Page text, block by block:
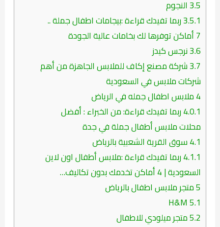
3.5 النجوم
3.5.1ربما تفيدك قراءة :بيجامات اطفال جملة ..
7 أماكن توفرها لك بخامات عالية الجودة
3.6نرجس كيدز
3.7شركة مصنع إكاف للملابس الجاهزة من أهم
شركات ملابس في السعودية
4ملابس اطفال جمله في الرياض
4.0.1ربما تفيدك قراءة: من الخبراء : أفضل
محلات ملابس أطفال جملة في جدة
4.1سوق القرية الشعبية بالرياض
4.1.1ربما تفيدك قراءة :ملابس أطفال اون لاين
السعودية | 4 أماكن تخدمك بدون تكاليف…
5متجر ملابس اطفال بالرياض
5.1
H&M
5.2متجر ميلودي للاطفال